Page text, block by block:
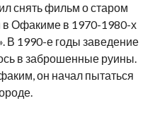
снять фильм о старом
в Офакиме в 1970-1980-х
В 1990-е годы заведение
в заброшенные руины.
он начал пытаться